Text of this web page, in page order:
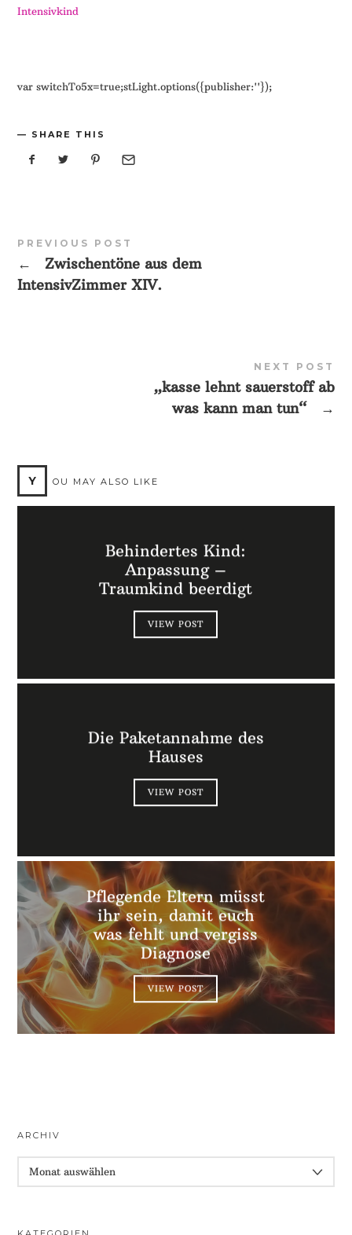
Intensivkind
var switchTo5x=true;stLight.options({publisher:''});
SHARE THIS
PREVIOUS POST
←
Zwischentöne aus dem
IntensivZimmer XIV.
NEXT POST
„kasse lehnt sauerstoff ab
was kann man tun“
→
Y OU MAY ALSO LIKE
Behindertes Kind:
Anpassung –
Traumkind beerdigt
VIEW POST
Die Paketannahme des
Hauses
VIEW POST
Pflegende Eltern müsst
ihr sein, damit euch
was fehlt und vergiss
Diagnose
VIEW POST
ARCHIV